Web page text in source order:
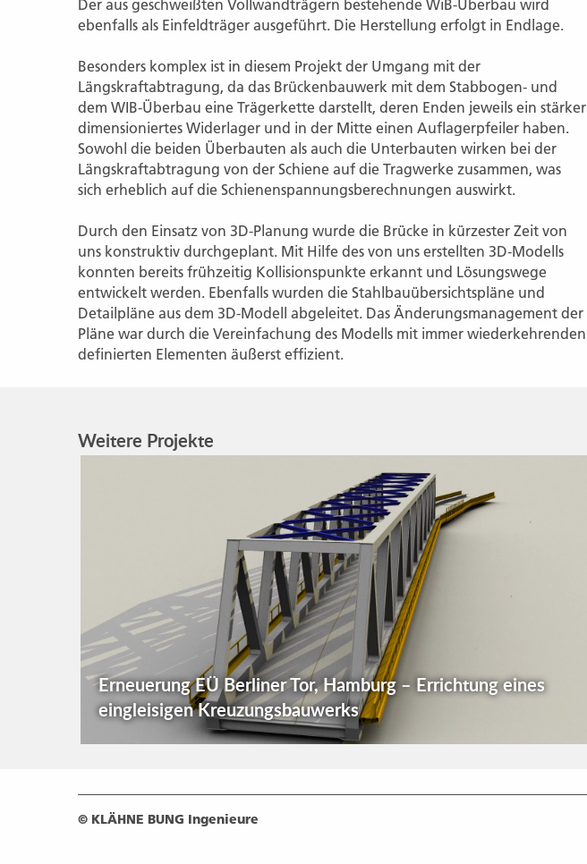
Der aus geschweißten Vollwandträgern bestehende WiB-Überbau wird
ebenfalls als Einfeldträger ausgeführt. Die Herstellung erfolgt in Endlage.
Besonders komplex ist in diesem Projekt der Umgang mit der
Längskraftabtragung, da das Brückenbauwerk mit dem Stabbogen- und
dem WIB-Überbau eine Trägerkette darstellt, deren Enden jeweils ein stärker
dimensioniertes Widerlager und in der Mitte einen Auflagerpfeiler haben.
Sowohl die beiden Überbauten als auch die Unterbauten wirken bei der
Längskraftabtragung von der Schiene auf die Tragwerke zusammen, was
sich erheblich auf die Schienenspannungsberechnungen auswirkt.
Durch den Einsatz von 3D-Planung wurde die Brücke in kürzester Zeit von
uns konstruktiv durchgeplant. Mit Hilfe des von uns erstellten 3D-Modells
konnten bereits frühzeitig Kollisionspunkte erkannt und Lösungswege
entwickelt werden. Ebenfalls wurden die Stahlbauübersichtspläne und
Detailpläne aus dem 3D-Modell abgeleitet. Das Änderungsmanagement der
Pläne war durch die Vereinfachung des Modells mit immer wiederkehrenden
definierten Elementen äußerst effizient.
Weitere Projekte
Erneuerung EÜ Berliner Tor, Hamburg – Errichtung eines
eingleisigen Kreuzungsbauwerks
© KLÄHNE BUNG Ingenieure